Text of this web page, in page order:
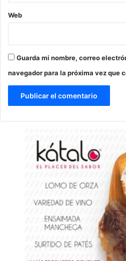
Web
Guarda mi nombre, correo
navegador para la próxima vez que